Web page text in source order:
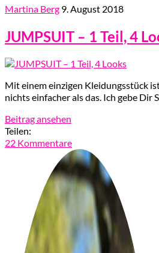
Martina Berg 9. August 2018
JUMPSUIT – 1 Teil, 4
Mit einem einzigen Kleidungsstück
nichts einfacher als das. Ich gebe
Beitrag ansehen
Teilen:
22 Kommentare